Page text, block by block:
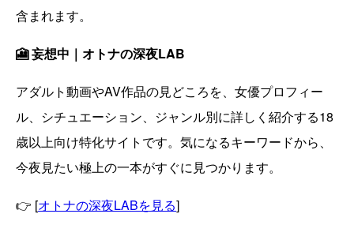
含まれます。
🎦 妄想中｜オトナの深夜LAB
アダルト動画やAV作品の見どころを、女優プロフィー
ル、シチュエーション、ジャンル別に詳しく紹介する18
歳以上向け特化サイトです。気になるキーワードから、
今夜見たい極上の一本がすぐに見つかります。
👉 [オトナの深夜LABを見る]